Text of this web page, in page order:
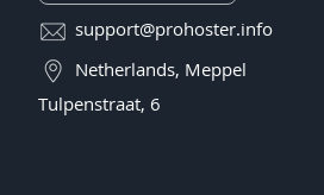
support@prohoster.info
Netherlands, Meppel
Tulpenstraat, 6